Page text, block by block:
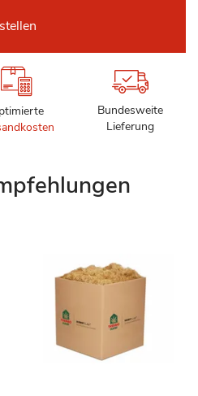
Bundesweite
Lieferung